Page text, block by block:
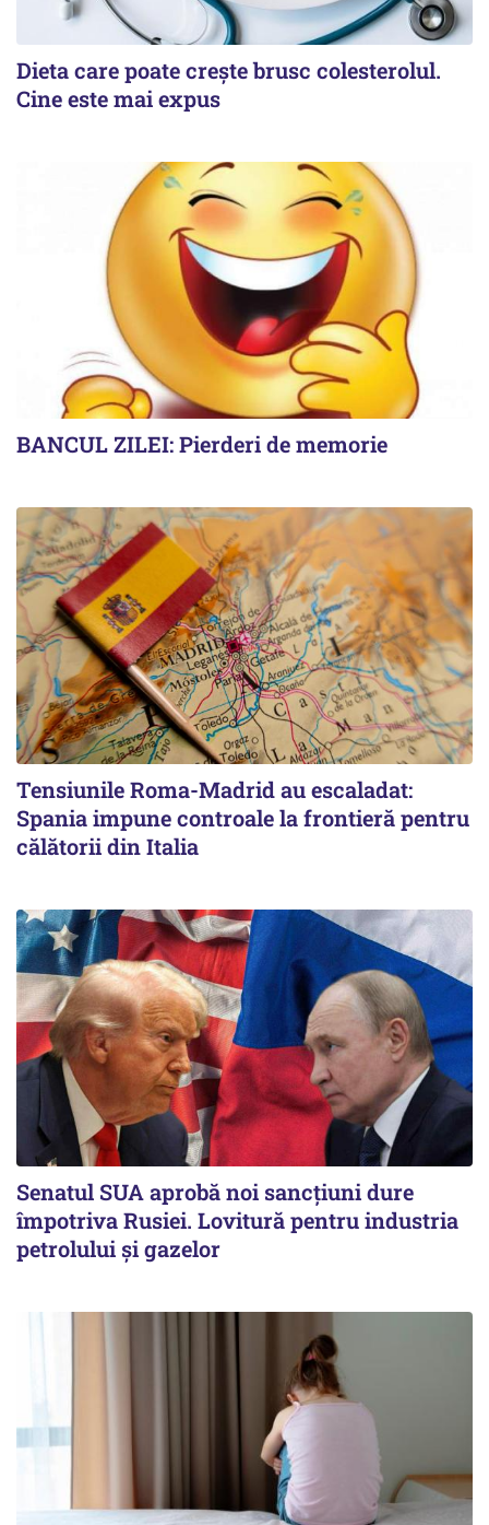
Dieta care poate crește brusc colesterolul.
Cine este mai expus
BANCUL ZILEI: Pierderi de memorie
Tensiunile Roma-Madrid au escaladat:
Spania impune controale la frontieră pentru
călătorii din Italia
Senatul SUA aprobă noi sancțiuni dure
împotriva Rusiei. Lovitură pentru industria
petrolului și gazelor